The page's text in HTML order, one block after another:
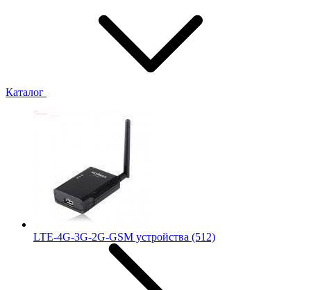
Каталог
LTE-4G-3G-2G-GSM устройства (512)